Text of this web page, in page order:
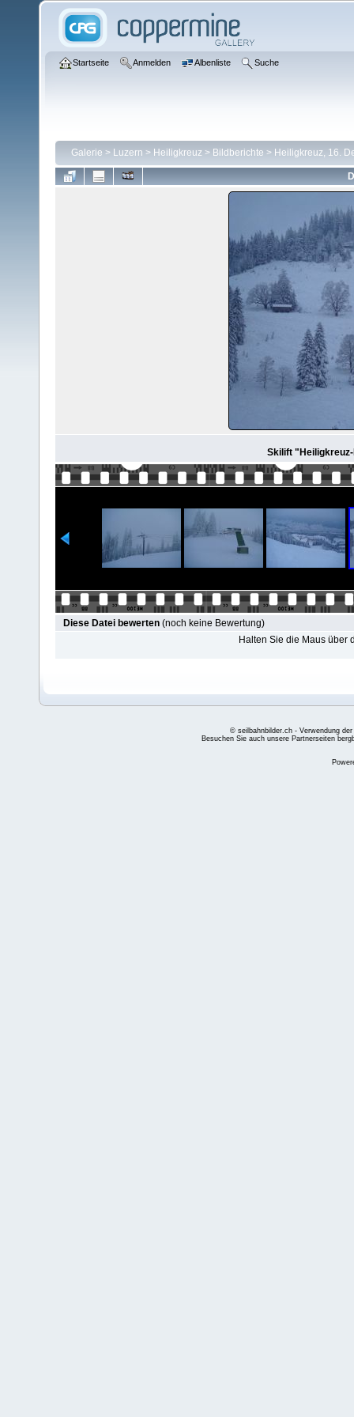
Startseite Anmelden Albenliste Suche
Galerie > Luzern > Heiligkreuz > Bildberichte > Heiligkreuz, 16.
Skilift
Diese Datei bewerten (noch keine Bewertung)
Halten Sie die Maus über
© seilbahnbilder.ch - Verwendung
Besuchen Sie auch unsere Partnerseiten